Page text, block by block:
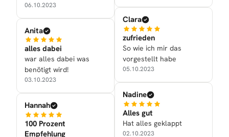
06.10.2023
Anita
alles dabei
war alles dabei was
benötigt wird!
03.10.2023
Hannah
100 Prozent
Empfehlung
Clara
zufrieden
So wie ich mir das
vorgestellt habe
05.10.2023
Nadine
Alles gut
Hat alles geklappt
02.10.2023